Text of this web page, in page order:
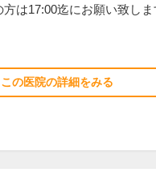
は17:00迄にお願い致しま
この医院の詳細をみる